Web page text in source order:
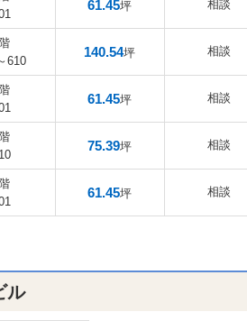
61.45坪 相談
610
140.54坪 相談
61.45坪 相談
75.39坪 相談
61.45坪 相談
ル